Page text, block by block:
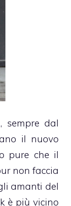
sempre dal
il nuovo
pure che il
non faccia
amanti del
è più vicino